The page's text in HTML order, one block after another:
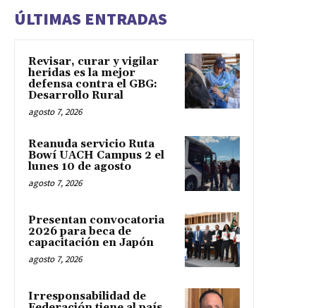
ÚLTIMAS ENTRADAS
Revisar, curar y vigilar
heridas es la mejor
defensa contra el GBG:
Desarrollo Rural
agosto 7, 2026
Reanuda servicio Ruta
Bowí UACH Campus 2 el
lunes 10 de agosto
agosto 7, 2026
Presentan convocatoria
2026 para beca de
capacitación en Japón
agosto 7, 2026
Irresponsabilidad de